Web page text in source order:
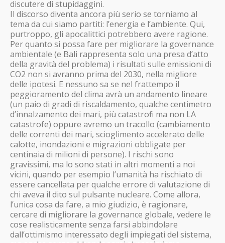
discutere di stupidaggini.
Il discorso diventa ancora più serio se torniamo al
tema da cui siamo partiti: l’energia e l’ambiente. Qui,
purtroppo, gli apocalittici potrebbero avere ragione.
Per quanto si possa fare per migliorare la governance
ambientale (e Bali rappresenta solo una presa d’atto
della gravità del problema) i risultati sulle emissioni di
CO2 non si avranno prima del 2030, nella migliore
delle ipotesi. E nessuno sa se nel frattempo il
peggioramento del clima avrà un andamento lineare
(un paio di gradi di riscaldamento, qualche centimetro
d’innalzamento dei mari, più catastrofi ma non LA
catastrofe) oppure avremo un tracollo (cambiamento
delle correnti dei mari, scioglimento accelerato delle
calotte, inondazioni e migrazioni obbligate per
centinaia di milioni di persone). I rischi sono
gravissimi, ma lo sono stati in altri momenti a noi
vicini, quando per esempio l’umanità ha rischiato di
essere cancellata per qualche errore di valutazione di
chi aveva il dito sul pulsante nucleare. Come allora,
l’unica cosa da fare, a mio giudizio, è ragionare,
cercare di migliorare la governance globale, vedere le
cose realisticamente senza farsi abbindolare
dall’ottimismo interessato degli impiegati del sistema,